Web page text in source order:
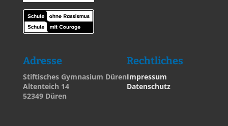
Adresse
Stiftisches Gymnasium Düren
Altenteich 14
52349 Düren
Rechtliches
Impressum
Datenschutz